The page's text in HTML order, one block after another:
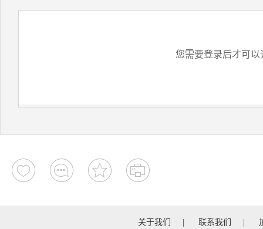
您需要登录后才可以
关于我们 联系我们